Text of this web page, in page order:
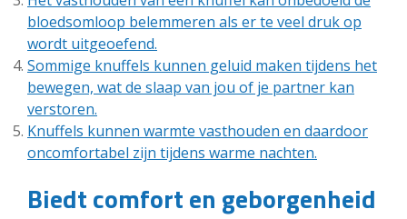
bloedsomloop belemmeren als er te veel druk op
wordt uitgeoefend.
Sommige knuffels kunnen geluid maken tijdens het
bewegen, wat de slaap van jou of je partner kan
verstoren.
Knuffels kunnen warmte vasthouden en daardoor
oncomfortabel zijn tijdens warme nachten.
Biedt comfort en geborgenheid